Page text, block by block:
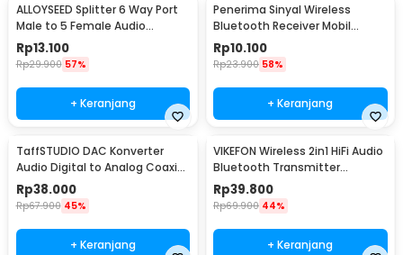
ALLOYSEED Splitter 6 Way Port
Male to 5 Female Audio
Earphone 3.5mm - JLT108
Rp13.100
Rp29.900 57%
+ Keranjang
Penerima Sinyal Wireless
Bluetooth Receiver Mobil
3.5mm Jack - BT-163
Rp10.100
Rp23.900 58%
+ Keranjang
TaffSTUDIO DAC Konverter
Audio Digital to Analog Coaxial
Toslink RCA - TC51800
Rp38.000
Rp67.900 45%
+ Keranjang
VIKEFON Wireless 2in1 HiFi Audio
Bluetooth Transmitter
Receiver 3.5mm - B6
Rp39.800
Rp69.900 44%
+ Keranjang